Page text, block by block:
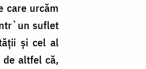
care urcăm
suflet
și cel al
de altfel că,